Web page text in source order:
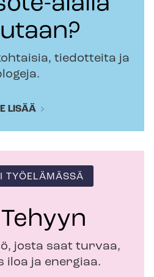
tiedotteita ja
LISÄÄ
TYÖELÄMÄSSÄ
josta saat turvaa,
iloa ja energiaa.